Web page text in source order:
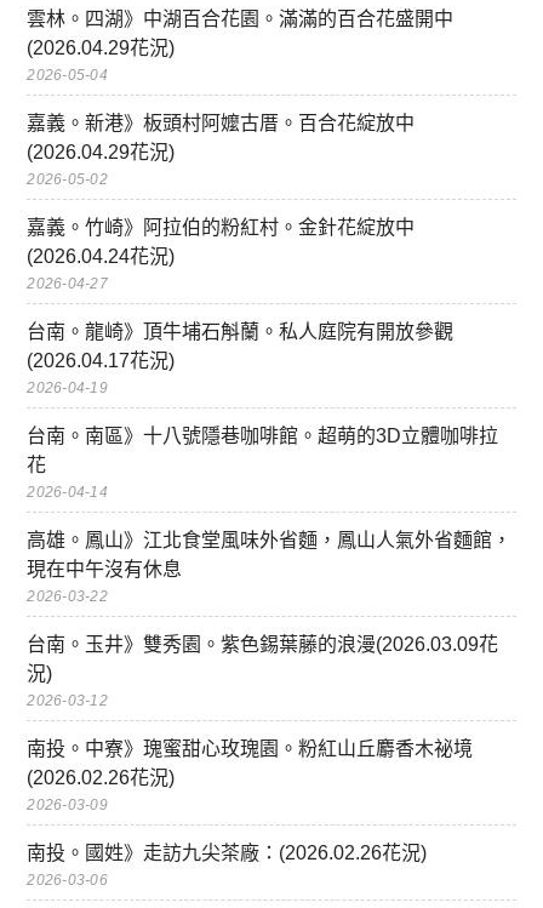
雲林。四湖》中湖百合花園。滿滿的百合花盛開中
(2026.04.29花況)
2026-05-04
嘉義。新港》板頭村阿嬤古厝。百合花綻放中
(2026.04.29花況)
2026-05-02
嘉義。竹崎》阿拉伯的粉紅村。金針花綻放中
(2026.04.24花況)
2026-04-27
台南。龍崎》頂牛埔石斛蘭。私人庭院有開放參觀
(2026.04.17花況)
2026-04-19
台南。南區》十八號隱巷咖啡館。超萌的3D立體咖啡拉
花
2026-04-14
高雄。鳳山》江北食堂風味外省麵，鳳山人氣外省麵館，
現在中午沒有休息
2026-03-22
台南。玉井》雙秀園。紫色錫葉藤的浪漫(2026.03.09花
況)
2026-03-12
南投。中寮》瑰蜜甜心玫瑰園。粉紅山丘麝香木祕境
(2026.02.26花況)
2026-03-09
南投。國姓》走訪九尖茶廠：(2026.02.26花況)
2026-03-06